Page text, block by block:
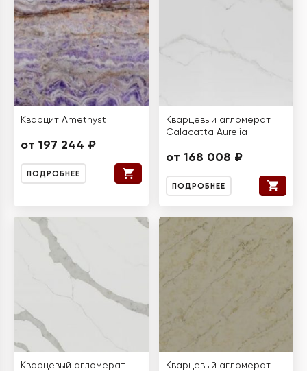
Кварцит Amethyst
от 197 244 ₽
ПОДРОБНЕЕ
Кварцевый агломерат
Calacatta Aurelia
от 168 008 ₽
ПОДРОБНЕЕ
Кварцевый агломерат
Кварцевый агломерат